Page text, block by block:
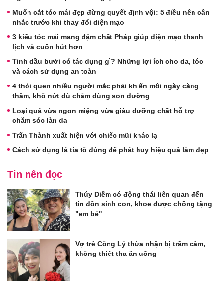
Muốn cắt tóc mái đẹp đừng quyết định vội: 5 điều nên cân
nhắc trước khi thay đổi diện mạo
3 kiểu tóc mái mang đậm chất Pháp giúp diện mạo thanh
lịch và cuốn hút hơn
Tinh dầu bưởi có tác dụng gì? Những lợi ích cho da, tóc
và cách sử dụng an toàn
4 thói quen nhiều người mắc phải khiến môi ngày càng
thâm, khô nứt dù chăm dùng son dưỡng
Loại quả vừa ngon miệng vừa giàu dưỡng chất hỗ trợ
chăm sóc làn da
Trấn Thành xuất hiện với chiếc mũi khác lạ
Cách sử dụng lá tía tô đúng để phát huy hiệu quả làm đẹp
Tin nên đọc
Thúy Diễm có động thái liên quan đến
tin đồn sinh con, khoe được chồng tặng
"em bé"
Vợ trẻ Công Lý thừa nhận bị trầm cảm,
không thiết tha ăn uống